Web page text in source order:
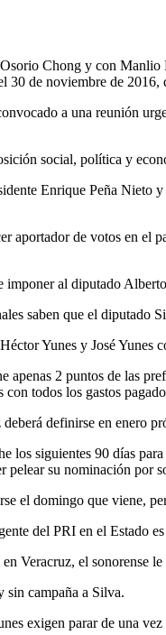
Chong y con
30 de noviembre de 2016,
a una reunión
social, política y
Enrique Peña Nieto
aportador de votos en
imponer al diputado
saben que el
Yunes y José Yunes
2 puntos de las
todos los gastos
definirse en enero
siguientes 90 días
su nominación por
el domingo que viene,
del PRI en el Estado
Veracruz, el sonorense
sin campaña a Silva.
exigen parar de una